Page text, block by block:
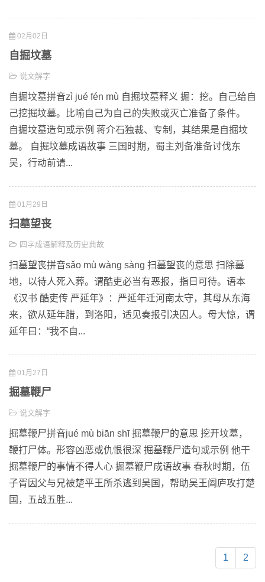
02月02日
自掘坟墓
说文解字
自掘坟墓拼音zì jué fén mù 自掘坟墓释义 掘：挖。自己给自
己挖掘坟墓。比喻自己为自己的失败或灭亡准备了条件。
自掘坟墓造句或示例 蒋介石独裁、专制，其结果是自掘坟
墓。 自掘坟墓成语故事 三国时期，蜀主刘备准备讨伐东
吴，行动前请...
01月29日
扫墓望丧
四字成语解释及历史典故
扫墓望丧拼音sǎo mù wàng sàng 扫墓望丧的意思 扫除墓
地，以待人死入葬。谓酷吏必当有恶报，指日可待。语本
《汉书 酷吏传 严延年》：严延年迁河南太守，其母从东海
来，欲从延年腊，到洛阳，适见奏报引决囚人。母大惊，谓
延年曰：“我不自...
01月27日
掘墓鞭尸
说文解字
掘墓鞭尸拼音jué mù biān shī 掘墓鞭尸的意思 挖开坟墓，
鞭打尸体。形容凶恶或仇恨很深 掘墓鞭尸造句或示例 他干
掘墓鞭尸的事情不得人心 掘墓鞭尸成语故事 春秋时期，伍
子胥因父与兄被楚平王所杀逃到吴国，帮助吴王阖庐攻打楚
国，五战五胜...
1 2